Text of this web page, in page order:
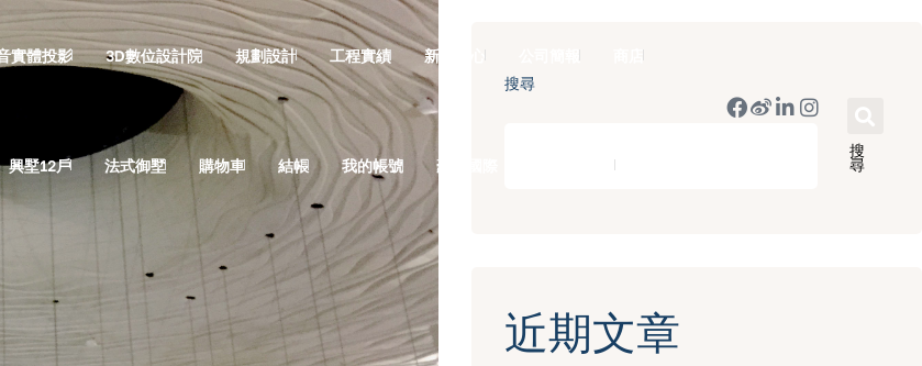
實體投影 3D數位設計院 規劃設計 工程實績 新聞中心 公司簡報 商店
興墅12戶 法式御墅 購物車 結帳 我的帳號 豪門國際 ｜ 50週年里程碑
搜尋
搜
尋
近期文章